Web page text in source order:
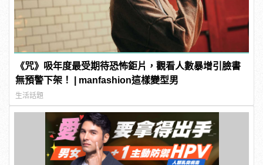
《咒》吸年度最受期待恐怖鉅片，觀看人數暴增引臉書
無預警下架！ | manfashion這樣變型男
生活話題